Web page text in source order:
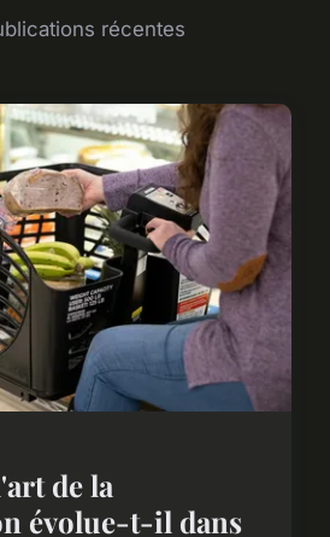
récentes
de la
évolue-t-il dans